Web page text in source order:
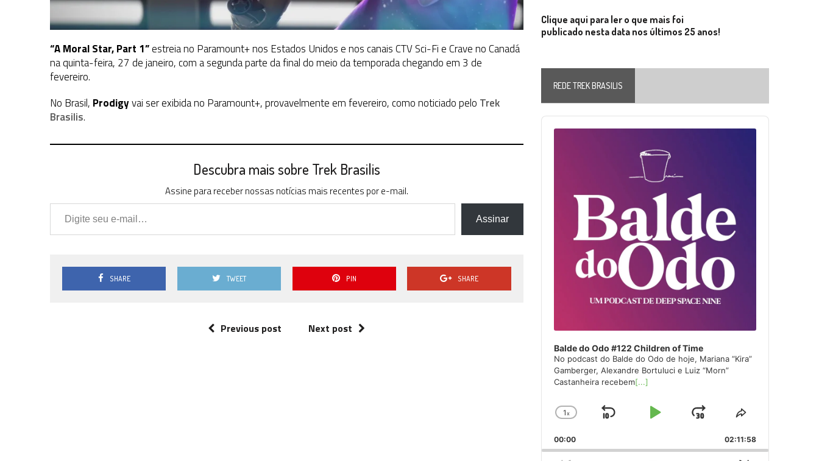
“A Moral Star, Part 1”estreia no Paramount+ nos Estados Unidos e nos canais CTV Sci-Fi e Crave no Canadá
na quinta-feira, 27 de janeiro, com a segunda parte da final do meio da temporada chegando em 3 de
fevereiro.
No Brasil, Prodigyvai ser exibida no Paramount+, provavelmente em fevereiro, como noticiado pelo Trek
Brasilis.
Descubra mais sobre Trek Brasilis
Assine para receber nossas notícias mais recentes por e-mail.
Digite seu e-mail…
Assinar
SHARE TWEET PIN SHARE
Previous post Next post
Clique aqui para ler o que mais foi
publicado nesta data nos últimos 25 anos!
REDE TREK BRASILIS
Audio
Player
Balde do Odo #122 Children of Time
No podcast do Balde do Odo de hoje, Mariana “Kira”
Gamberger, Alexandre Bortuluci e Luiz “Morn”
Castanheira recebem[...]
Change
Rate
1x
Skip
Play
Jump
Forward
Share
Episode
00:00 02:11:58